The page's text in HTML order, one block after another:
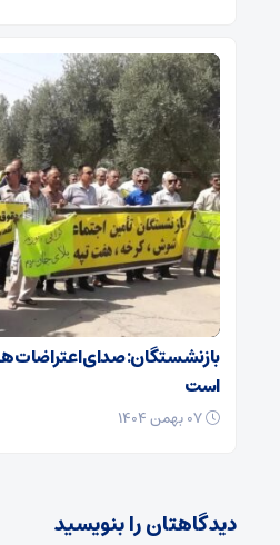
بازنشستگان: صدای اعتراضات
است
دیدگاهتان را بنویسید